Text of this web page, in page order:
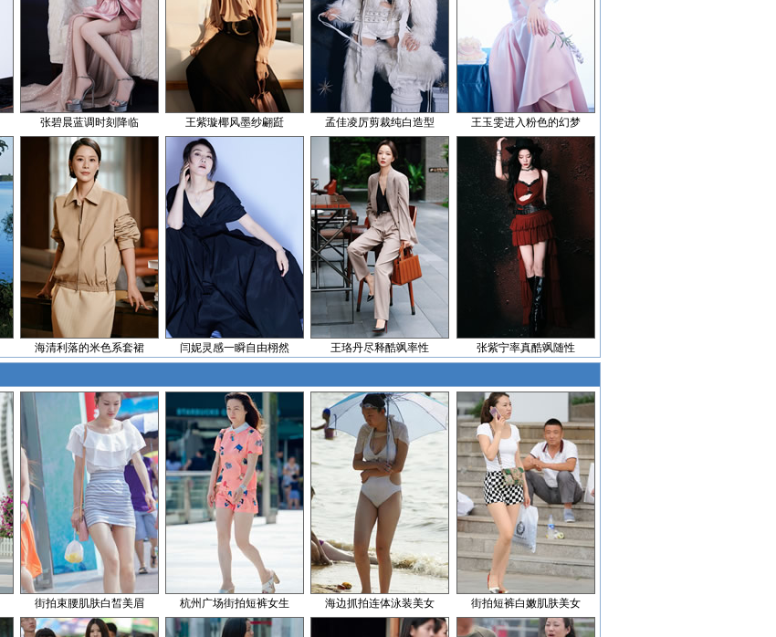
张碧晨蓝调时刻降临 王紫璇椰风墨纱翩跹 孟佳凌厉剪裁纯白造型 王玉雯进入粉色的幻梦
海清利落的米色系套裙 闫妮灵感一瞬自由栩然 王珞丹尽释酷飒率性 张紫宁率真酷飒随性
街拍束腰肌肤白皙美眉 杭州广场街拍短裤女生 海边抓拍连体泳装美女 街拍短裤白嫩肌肤美女